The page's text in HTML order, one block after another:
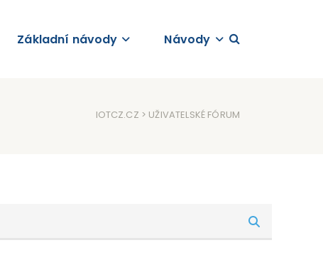
Základní návody Návody
IOTCZ.CZ > UŽIVATELSKÉ FÓRUM